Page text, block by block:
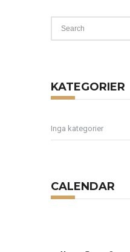
KATEGORIER
Inga kategorier
CALENDAR